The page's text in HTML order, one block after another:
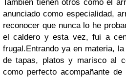
También tienen otros como el
anunciado como especialidad,
reconocer que nunca lo he
el caldero y esta vez, fui a
frugal.Entrando ya en materia,
de tapas, platos y marisco al
como perfecto acompañante